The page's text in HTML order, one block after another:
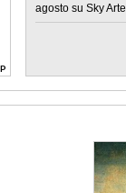
agosto su Sky Arte